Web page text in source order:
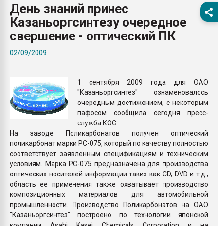
вакуумного
Продам отходы
поликарбоната и АБС-
Armaloy PC/ABS-1IM
День знаний принес
Казаньоргсинтезу очередное
свершение - оптический ПК
02/09/2009
1 сентября 2009 года для ОАО
"Казаньоргсинтез" ознаменовалось
очередным достижением, с некоторым
пафосом сообщила сегодня пресс-
служба КОС.
На заводе Поликарбонатов получен оптический
поликарбонат марки РС-075, который по качеству полностью
соответствует заявленным спецификациям и техническим
условиям. Марка РС-075 предназначена для производства
оптических носителей информации таких как CD, DVD и т.д.,
область ее применения также охватывает производство
композиционных материалов для автомобильной
промышленности. Производство Поликарбонатов на ОАО
"Казаньоргсинтез" построено по технологии японской